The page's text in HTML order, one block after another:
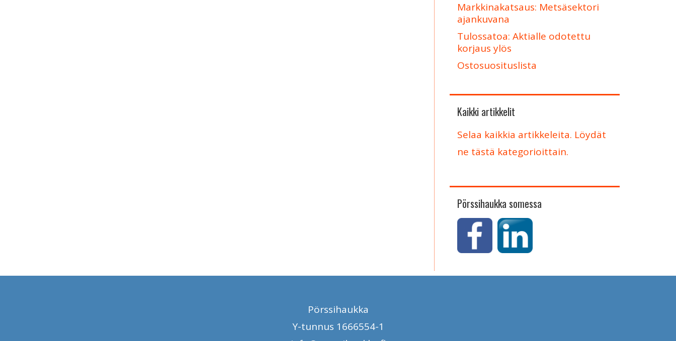
Markkinakatsaus: Metsäsektori
ajankuvana
Tulossatoa: Aktialle odotettu
korjaus ylös
Ostosuosituslista
Kaikki artikkelit
Selaa kaikkia artikkeleita. Löydät
ne tästä kategorioittain.
Pörssihaukka somessa
Pörssihaukka
Y-tunnus 1666554-1